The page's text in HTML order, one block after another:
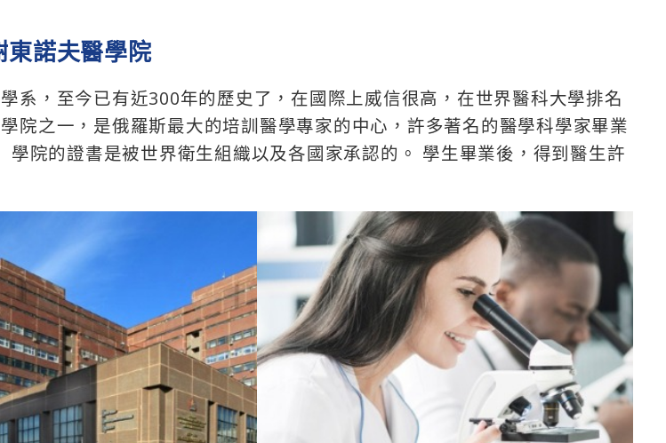
東諾夫醫學院
系，至今已有近300年的歷史了，在國際上威信很高，在世界醫科大學排名
院之一，是俄羅斯最大的培訓醫學專家的中心，許多著名的醫學科學家畢業
院的證書是被世界衛生組織以及各國家承認的。 學生畢業後，得到醫生許